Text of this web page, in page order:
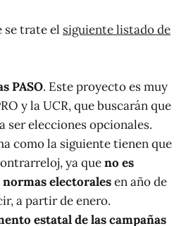
se trate el siguiente listado de
PASO. Este proyecto es muy
y la UCR, que buscarán que
ser elecciones opcionales.
como la siguiente tienen que
ya queno es
electoralesen año de
a partir de enero.
estatal de las campañas